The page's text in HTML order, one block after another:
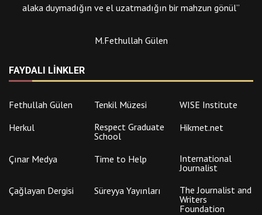
alaka duymadığın ve el uzatmadığın bir mahzun gönül”
M.Fethullah Gülen
FAYDALI LINKLER
Fethullah Gülen Tenkil Müzesi
WISE Institute
Herkul
Respect Graduate
School
Hikmet.net
Çınar Medya Time to Help
International
Journalist
Çağlayan Dergisi
Süreyya Yayınları
The Journalist and
Writers
Foundation